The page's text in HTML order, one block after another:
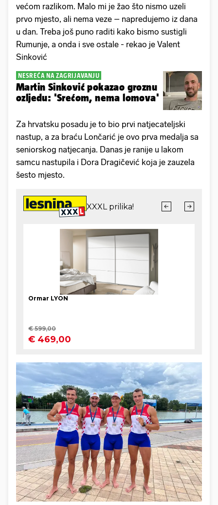
većom razlikom. Malo mi je žao što nismo uzeli
prvo mjesto, ali nema veze – napredujemo iz dana
u dan. Treba još puno raditi kako bismo sustigli
Rumunje, a onda i sve ostale - rekao je Valent
Sinković
NESREĆA NA ZAGRIJAVANJU
Martin Sinković pokazao groznu
ozljedu: 'Srećom, nema lomova'
Za hrvatsku posadu je to bio prvi natjecateljski
nastup, a za braću Lončarić je ovo prva medalja sa
seniorskog natjecanja. Danas je ranije u lakom
samcu nastupila i Dora Dragičević koja je zauzela
šesto mjesto.